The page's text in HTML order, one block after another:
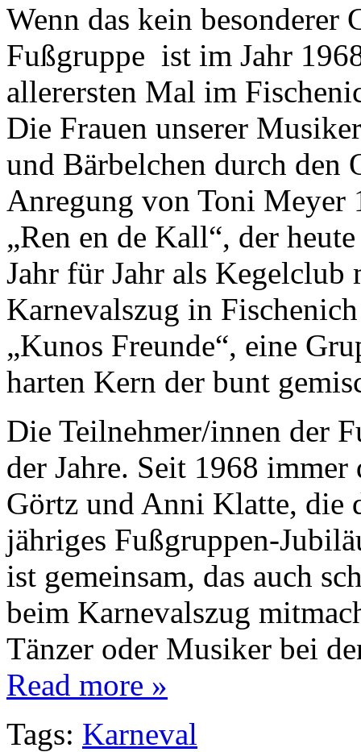
Wenn das kein besonderer
Fußgruppe ist im Jahr
allerersten Mal im
Die Frauen unserer
und Bärbel­chen durch den
Anregung von Toni Meyer
„Ren en de Kall“, der
Jahr für Jahr als Kegelclub
Karnevalszug in
„Kunos Freunde“, eine
harten Kern der bunt
Die Teilnehmer/innen der
der Jahre. Seit 1968
Görtz und Anni Klatte, die
jähriges Fußgruppen-
ist gemeinsam, das auch
beim Karnevalszug
Tänzer oder Musiker bei
Read more »
Tags: Karneval